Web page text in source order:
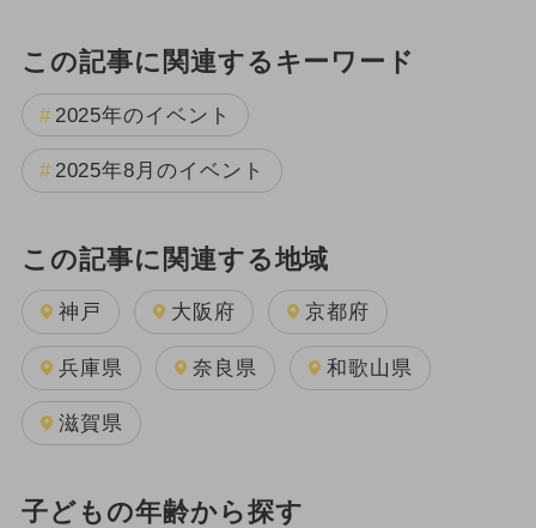
この記事に関連するキーワード
2025年のイベント
2025年8月のイベント
この記事に関連する地域
神戸 大阪府 京都府
兵庫県 奈良県 和歌山県
滋賀県
子どもの年齢から探す